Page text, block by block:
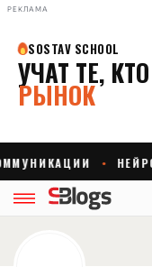
РЕКЛАМА